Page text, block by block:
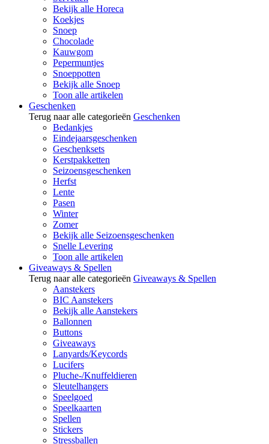
Bekijk alle Horeca
Koekjes
Snoep
Chocolade
Kauwgom
Pepermuntjes
Snoeppotten
Bekijk alle Snoep
Toon alle artikelen
Geschenken
Terug naar alle categorieën Geschenken
Bedankjes
Eindejaarsgeschenken
Geschenksets
Kerstpakketten
Seizoensgeschenken
Herfst
Lente
Pasen
Winter
Zomer
Bekijk alle Seizoensgeschenken
Snelle Levering
Toon alle artikelen
Giveaways & Spellen
Terug naar alle categorieën Giveaways & Spellen
Aanstekers
BIC Aanstekers
Bekijk alle Aanstekers
Ballonnen
Buttons
Giveaways
Lanyards/Keycords
Lucifers
Pluche-/Knuffeldieren
Sleutelhangers
Speelgoed
Speelkaarten
Spellen
Stickers
Stressballen